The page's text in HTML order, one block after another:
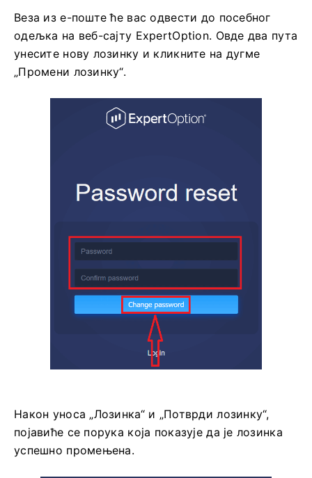
Веза из е-поште ће вас одвести до посебног
одељка на веб-сајту ExpertOption. Овде два пута
унесите нову лозинку и кликните на дугме
„Промени лозинку“.
Након уноса „Лозинка“ и „Потврди лозинку“,
појавиће се порука која показује да је лозинка
успешно промењена.